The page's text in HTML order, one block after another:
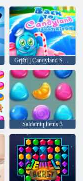
Grįžti į Candyland Sweet upę
Saldainių lietus 3